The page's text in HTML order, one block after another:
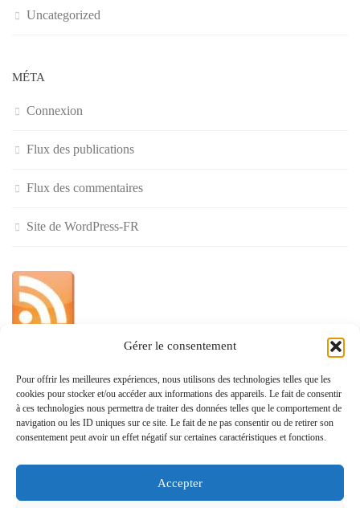
Gérer le consentement
Pour offrir les meilleures expériences, nous utilisons des technologies telles que les
cookies pour stocker et/ou accéder aux informations des appareils. Le fait de consentir
à ces technologies nous permettra de traiter des données telles que le comportement de
navigation ou les ID uniques sur ce site. Le fait de ne pas consentir ou de retirer son
consentement peut avoir un effet négatif sur certaines caractéristiques et fonctions.
Accepter
Uncategorized
MÉTA
Connexion
Flux des publications
Flux des commentaires
Site de WordPress-FR
»
Politique de confidentialité